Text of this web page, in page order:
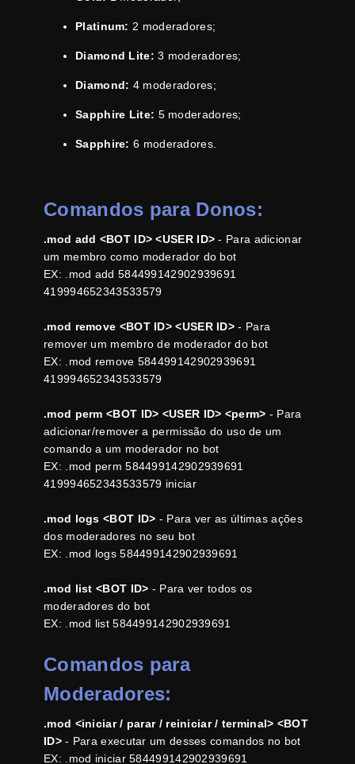
Platinum: 2 moderadores;
Diamond Lite: 3 moderadores;
Diamond: 4 moderadores;
Sapphire Lite: 5 moderadores;
Sapphire: 6 moderadores.
Comandos para Donos:
.mod add <BOT ID> <USER ID> - Para adicionar
um membro como moderador do bot
EX: .mod add 584499142902939691
419994652343533579
.mod remove <BOT ID> <USER ID> - Para
remover um membro de moderador do bot
EX: .mod remove 584499142902939691
419994652343533579
.mod perm <BOT ID> <USER ID> <perm> - Para
adicionar/remover a permissão do uso de um
comando a um moderador no bot
EX: .mod perm 584499142902939691
419994652343533579 iniciar
.mod logs <BOT ID> - Para ver as últimas ações
dos moderadores no seu bot
EX: .mod logs 584499142902939691
.mod list <BOT ID> - Para ver todos os
moderadores do bot
EX: .mod list 584499142902939691
Comandos para
Moderadores:
.mod <iniciar / parar / reiniciar / terminal> <BOT
ID>- Para executar um desses comandos no bot
EX: .mod iniciar 584499142902939691